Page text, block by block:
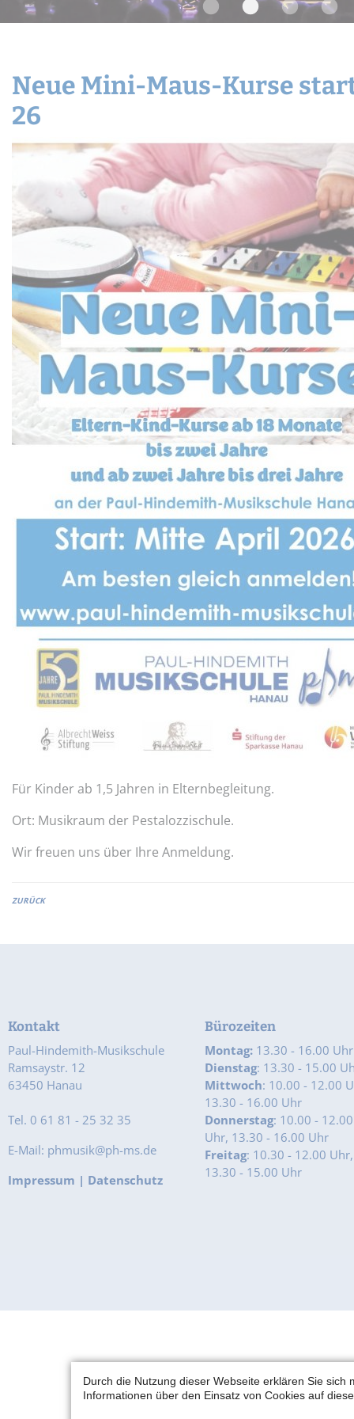
WiderrufsbelehrungSchnupper-
Neue Mini-Maus-Kurse
26
Für Kinder ab 1,5 Jahren in Elternbegleitung.
Ort: Musikraum der Pestalozzischule.
Wir freuen uns über Ihre Anmeldung.
ZURÜCK
Kontakt
Paul-Hindemith-Musikschule
Ramsaystr. 12
63450 Hanau
Tel. 0 61 81 - 25 32 35
E-Mail: phmusik@ph-ms.de
Impressum | Datenschutz
Bürozeiten
Montag:13.30 - 16.00 Uhr
Dienstag: 13.30 - 15.00
Mittwoch: 10.00 - 12.00
13.30 - 16.00 Uhr
Donnerstag: 10.00 - 12.00
Uhr, 13.30 - 16.00 Uhr
Freitag: 10.30 - 12.00 Uhr,
13.30 - 15.00 Uhr
Durch die Nutzung dieser Webseite erklären Sie
Informationen über den Einsatz von Cookies auf